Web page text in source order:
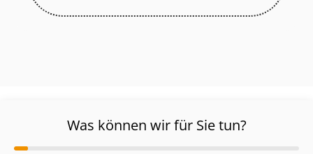
Was können wir für Sie tun?